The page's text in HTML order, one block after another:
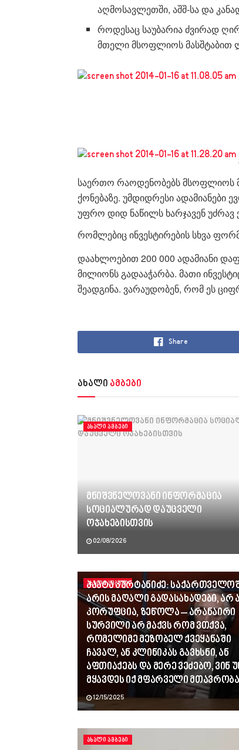
აღმოსავლეთში, აშშ-სა და
როდესაც საუბარია ძვირად
მთელი მსოფლიოს მასშტაბით
საერთო რაოდენობებს მსოფლიოს
ქონებაზე. უმდიდრესი
უფრო დიდ ნაწილს ხარჯავენ უძრავ
რომლებიც ინვესტირების სხვა
დაახლოებით 200 000 ადამიანი
მილიონს გადააჭარბა. მათი
შეადგინა. ვარაუდობენ, რომ ეს
Share
ახალი ამბები
ᲐᲮᲐᲚᲘ ᲐᲛᲑᲔᲑᲘ
მნიშვნელოვანი ინფორმაცია
სოციალურად დაუცველი
ოჯახებისთვის
02/08/2026
ᲐᲮᲐᲚᲘ ᲐᲛᲑᲔᲑᲘ
პაატა კურტანიძე:
არის მაღალი გადასახადები, არ
კორუფცია, ზეწოლა – არანაირი
სურვილი არ მაქვს რომ ვთქვა,
რომელიმე მეზობელ ქვეყანაში
ჩავალ, ან კლინიკას გავხსნი, ან
აფთიაქებს და მერე ვეძებო, ვინ
მყავდეს იქ მფარველი
12/15/2025
ᲐᲮᲐᲚᲘ ᲐᲛᲑᲔᲑᲘ